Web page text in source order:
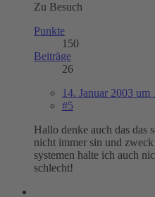
Zu Besuch
Punkte
150
Beiträge
26
14. Januar 2003 um
#5
Hallo denke auch das das
nicht immer sin und
systemen halte ich auch
schlecht!